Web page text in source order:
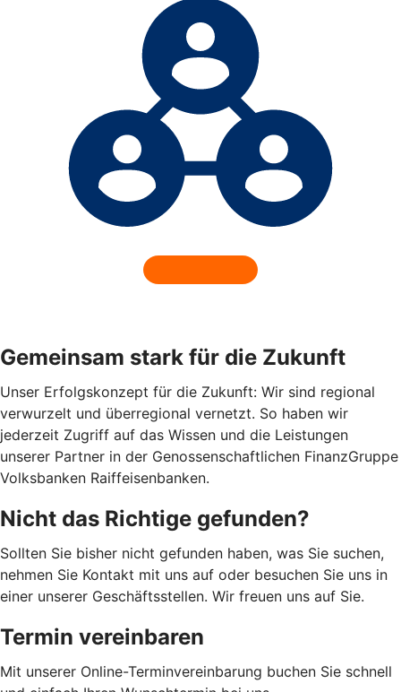
Gemeinsam stark für die Zukunft
Unser Erfolgskonzept für die Zukunft: Wir sind regional
verwurzelt und überregional vernetzt. So haben wir
jederzeit Zugriff auf das Wissen und die Leistungen
unserer Partner in der Genossenschaftlichen FinanzGruppe
Volksbanken Raiffeisenbanken.
Nicht das Richtige gefunden?
Sollten Sie bisher nicht gefunden haben, was Sie suchen,
nehmen Sie Kontakt mit uns auf oder besuchen Sie uns in
einer unserer Geschäftsstellen. Wir freuen uns auf Sie.
Termin vereinbaren
Mit unserer Online-Terminvereinbarung buchen Sie schnell